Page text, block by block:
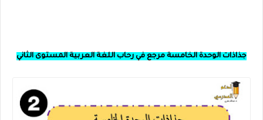
جذاذات الوحدة الخامسة مرجع في رحاب اللغة العربية المستوى الثاني